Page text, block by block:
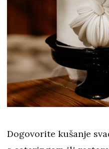
Dogovorite kušanje